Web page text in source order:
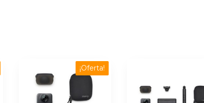
¡Oferta!